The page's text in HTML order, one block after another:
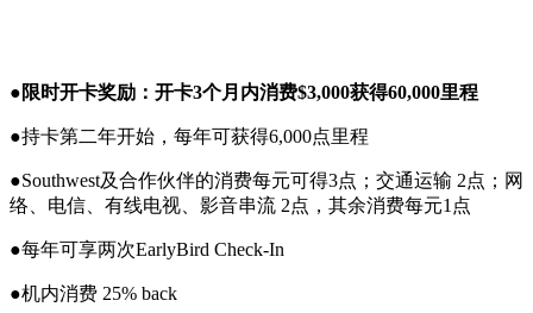
●限时开卡奖励：开卡3个月内消费$3,000获得60,000里程
●持卡第二年开始，每年可获得6,000点里程
●Southwest及合作伙伴的消费每元可得3点；交通运输 2点；网
络、电信、有线电视、影音串流 2点，其余消费每元1点
●每年可享两次EarlyBird Check-In
●机内消费 25% back